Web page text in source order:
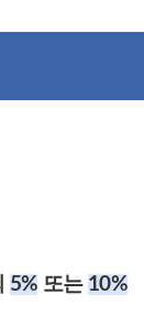
5% 또는 10%